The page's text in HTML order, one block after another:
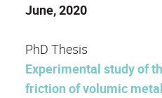
June, 2020
PhD Thesis
Experimental study of
friction of volumic